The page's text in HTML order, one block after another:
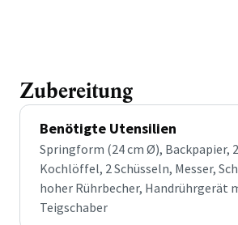
Zubereitung
Benötigte Utensilien
Springform (24 cm Ø), Backpapier,
Kochlöffel, 2 Schüsseln, Messer,
hoher Rührbecher, Handrührgerät
Teigschaber